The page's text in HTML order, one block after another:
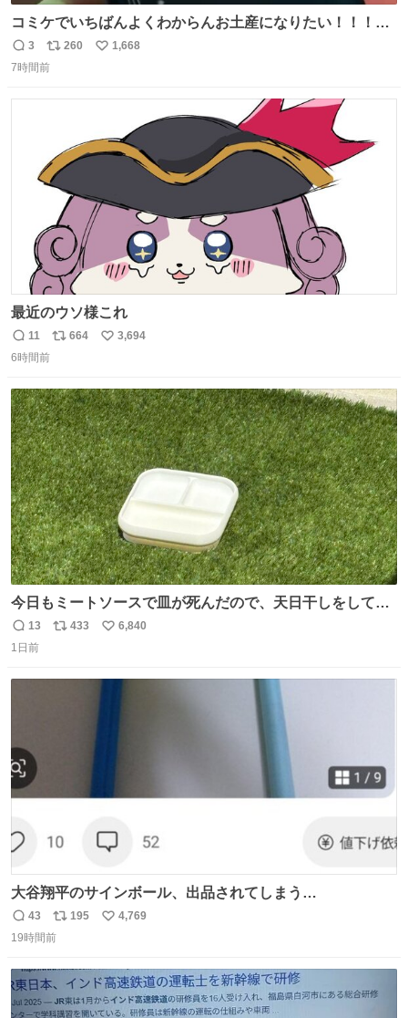
コミケでいちばんよくわからんお土産になりたい！！！！
#C108
返
信
3
リ
ポ
260
い
1,668
7時間前
最近のウソ様これ
返
信
11
リ
ト
数
664
い
数
3,694
6時間前
今日もミートソースで皿が死んだので、天日干しをしてい
ます🍝 ありがとう先人の知恵
返
信
13
リ
433
い
6,840
1日前
大谷翔平のサインボール、出品されてしまう…
返
信
43
リ
ポ
数
195
い
数
4,769
19時間前